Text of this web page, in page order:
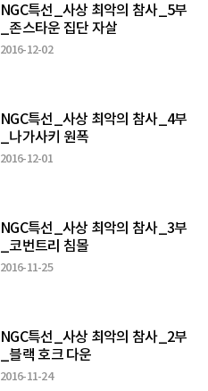
NGC특선_사상 최악의 참사_5부
_존스타운 집단 자살
2016-12-02
NGC특선_사상 최악의 참사_4부
_나가사키 원폭
2016-12-01
NGC특선_사상 최악의 참사_3부
_코번트리 침몰
2016-11-25
NGC특선_사상 최악의 참사_2부
_블랙 호크 다운
2016-11-24